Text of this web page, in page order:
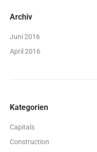
Archiv
Juni 2016
April 2016
Kategorien
Capitals
Construction